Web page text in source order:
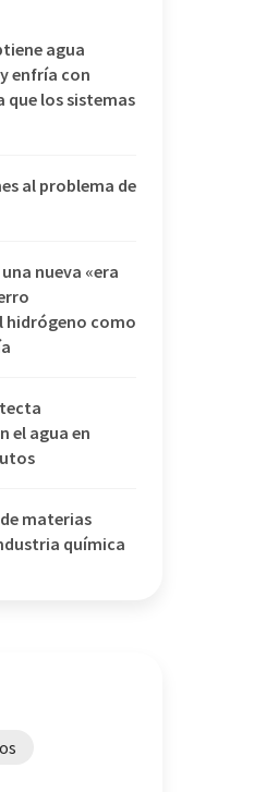
agua
enfría con
que los sistemas
al problema de
nueva «era
hidrógeno como
el agua en
materias
química